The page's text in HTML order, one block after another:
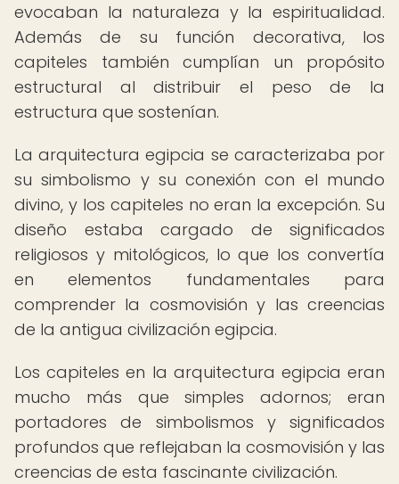
evocaban la naturaleza y la espiritualidad.
Además de su función decorativa, los
capiteles también cumplían un propósito
estructural al distribuir el peso de la
estructura que sostenían.
La arquitectura egipcia se caracterizaba por
su simbolismo y su conexión con el mundo
divino, y los capiteles no eran la excepción. Su
diseño estaba cargado de significados
religiosos y mitológicos, lo que los convertía
en elementos fundamentales para
comprender la cosmovisión y las creencias
de la antigua civilización egipcia.
Los capiteles en la arquitectura egipcia eran
mucho más que simples adornos; eran
portadores de simbolismos y significados
profundos que reflejaban la cosmovisión y las
creencias de esta fascinante civilización.